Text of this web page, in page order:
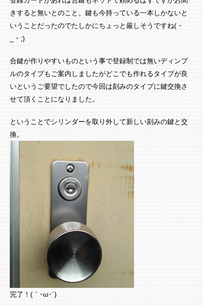
きすると無いとのこと。鍵も今持っている一本しかないと
いうことだったのでたしかにちょっと厳しそうですね(・
_・;)
合鍵が作りやすいものという事で登録制では無いディンプ
ルのタイプもご案内しましたがどこでも作れるタイプが良
いというご要望でしたので今回は刻みのタイプに鍵交換さ
せて頂くことになりました。
ということでシリンダーを取り外して新しい刻みの鍵と交
換。
完了！(｀･ω･´)ゞ